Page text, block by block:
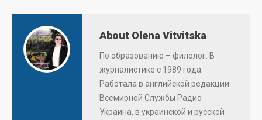
About Olena Vitvitska
По образованию – филолог. В
журналистике с 1989 года.
Работала в английской редакции
Всемирной Службы Радио
Украина, в украинской и русской